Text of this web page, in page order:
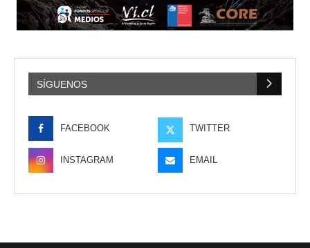
SÍGUENOS
FACEBOOK TWITTER
INSTAGRAM EMAIL